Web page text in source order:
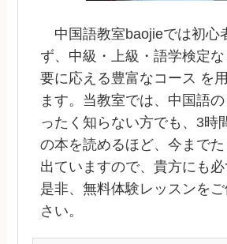
中国語教室baojieでは初心
ず、中級・上級・語学検定
要に応える豊富なコース を
ます。当教室では、中国語
ったく知らない方でも、3時
の本を読めるほど、今まで
出ていますので、貴方にも必
是非、無料体験レッスンを
さい。